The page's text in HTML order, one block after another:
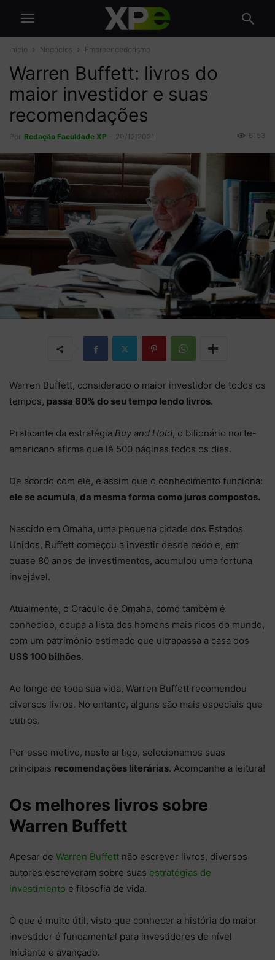
Início Negócios Empreendedorismo
Warren Buffett: livros do
maior investidor e suas
recomendações
Por Redação Faculdade XP 20/12/2021 6153
Warren Buffett, considerado o maior investidor de todos os
tempos, passa 80% do seu tempo lendo livros.
Praticante da estratégia Buy and Hold, o bilionário norte-
americano afirma que lê 500 páginas todos os dias.
De acordo com ele, é assim que o conhecimento funciona:
ele se acumula, da mesma forma como juros compostos.
Nascido em Omaha, uma pequena cidade dos Estados
Unidos, Buffett começou a investir desde cedo e, em
quase 80 anos de investimentos, acumulou uma fortuna
invejável.
Atualmente, o Oráculo de Omaha, como também é
conhecido, ocupa a lista dos homens mais ricos do mundo,
com um patrimônio estimado que ultrapassa a casa dos
US$ 100 bilhões.
Ao longo de toda sua vida, Warren Buffett recomendou
diversos livros. No entanto, alguns são mais especiais que
outros.
Por esse motivo, neste artigo, selecionamos suas
principais recomendações literárias. Acompanhe a leitura!
Os melhores livros sobre
Warren Buffett
Apesar de Warren Buffett não escrever livros, diversos
autores escreveram sobre suas estratégias de
investimento e filosofia de vida.
O que é muito útil, visto que conhecer a história do maior
investidor é fundamental para investidores de nível
iniciante e avançado.